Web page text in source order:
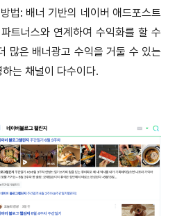
법: 배너 기반의 네이버 애드포스트
트너스와 연계하여 수익화를 할 수
많은 배너광고 수익을 거둘 수 있는
는 채널이 다수이다.